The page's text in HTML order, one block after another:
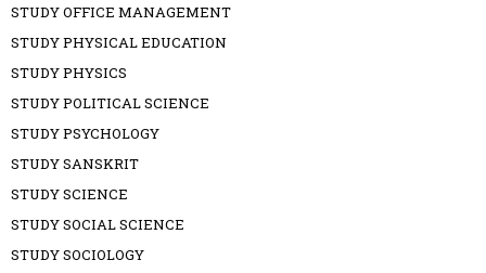
STUDY OFFICE MANAGEMENT
STUDY PHYSICAL EDUCATION
STUDY PHYSICS
STUDY POLITICAL SCIENCE
STUDY PSYCHOLOGY
STUDY SANSKRIT
STUDY SCIENCE
STUDY SOCIAL SCIENCE
STUDY SOCIOLOGY